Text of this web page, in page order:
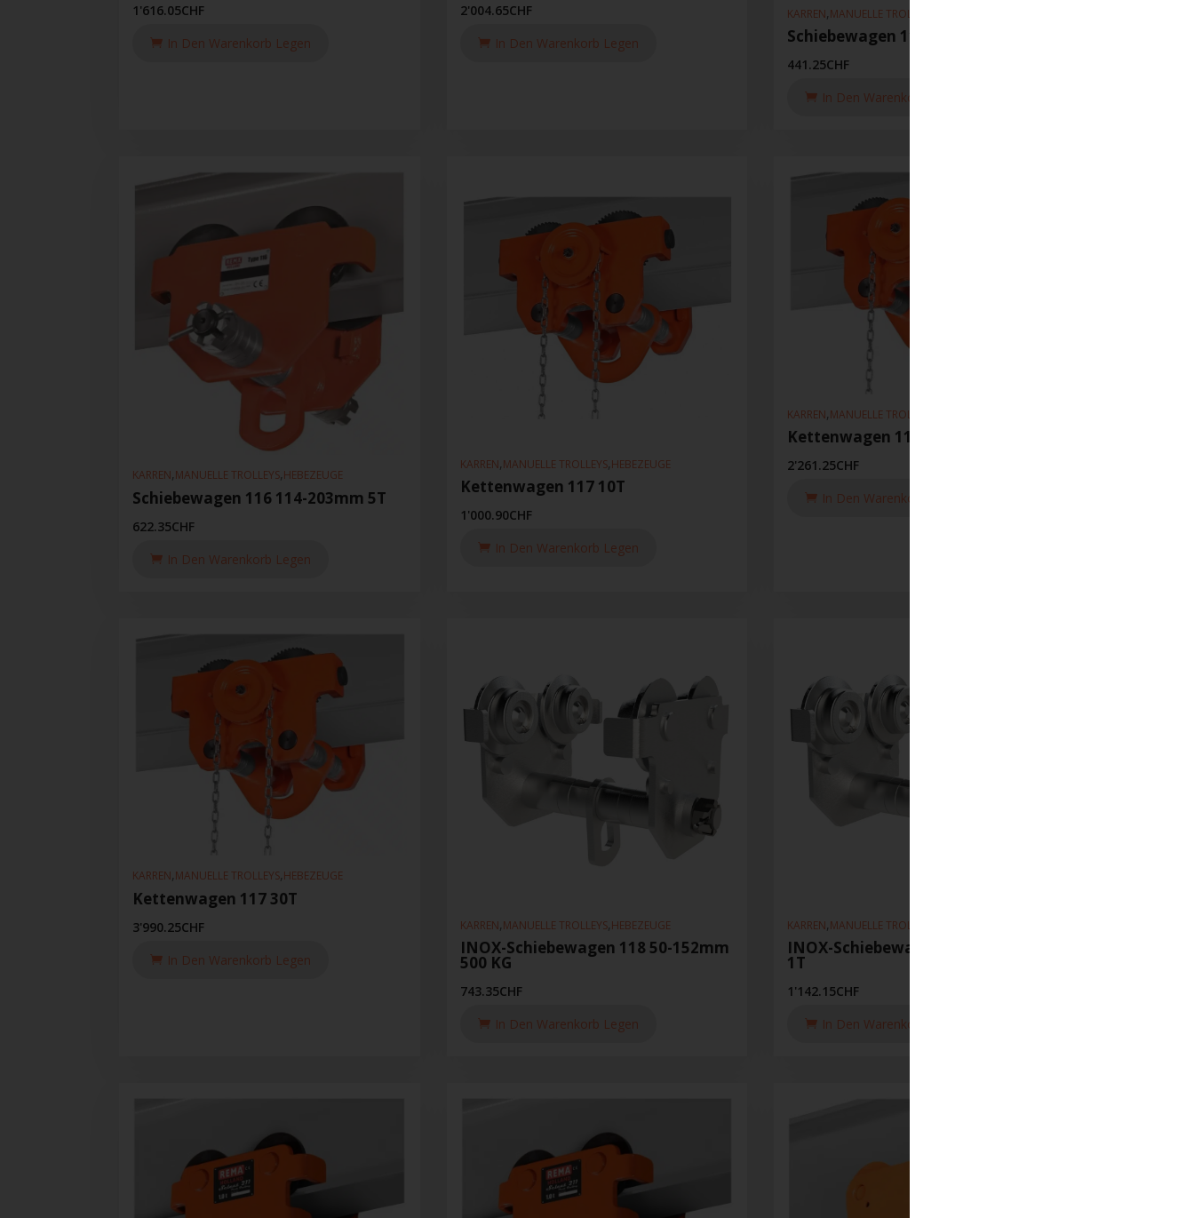
1'616.05CHF
In Den Warenkorb Legen
2'004.65CHF
In Den Warenkorb Legen
KARREN,MANUELLE TROLLEYS
Schiebewagen 116 100-203mm 3T
441.25CHF
In Den Warenkorb Legen
KARREN,MANUELLE TROLLEYS,HEBEZEUGE
Schiebewagen 116 114-203mm 5T
622.35CHF
In Den Warenkorb Legen
KARREN,MANUELLE TROLLEYS,HEBEZEUGE
Kettenwagen 117 10T
1'000.90CHF
In Den Warenkorb Legen
KARREN,MANUELLE TROLLEYS
Kettenwagen 117 20T
2'261.25CHF
In Den Warenkorb Legen
KARREN,MANUELLE TROLLEYS,HEBEZEUGE
Kettenwagen 117 30T
3'990.25CHF
In Den Warenkorb Legen
KARREN,MANUELLE TROLLEYS,HEBEZEUGE
INOX-Schiebewagen 118 50-152mm
500 KG
743.35CHF
In Den Warenkorb Legen
KARREN,MANUELLE TROLLEYS
INOX-Schiebewagen 118 64-203mm
1T
1'142.15CHF
In Den Warenkorb Legen